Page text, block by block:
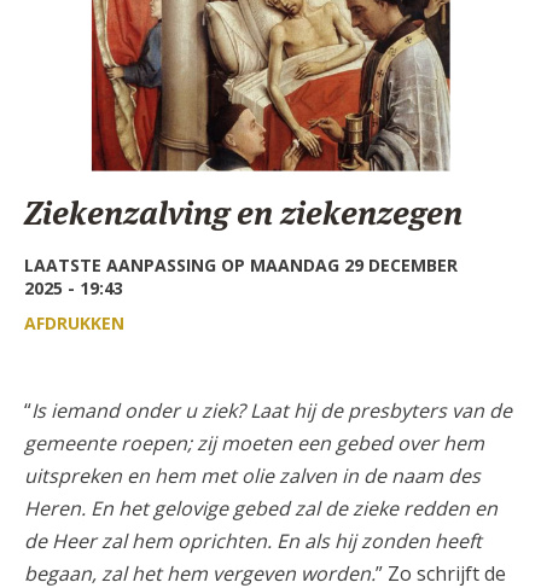
ZOEKEN
HULP
STARTPAGINA PORTAAL
AANMELDEN OF REGISTREREN
Ziekenzalving en ziekenzegen
LAATSTE AANPASSING OP MAANDAG 29 DECEMBER
2025 - 19:43
AFDRUKKEN
“Is iemand onder u ziek? Laat hij de presbyters van de
gemeente roepen; zij moeten een gebed over hem
uitspreken en hem met olie zalven in de naam des
Heren. En het gelovige gebed zal de zieke redden en
de Heer zal hem oprichten. En als hij zonden heeft
begaan, zal het hem vergeven worden.” Zo schrijft de